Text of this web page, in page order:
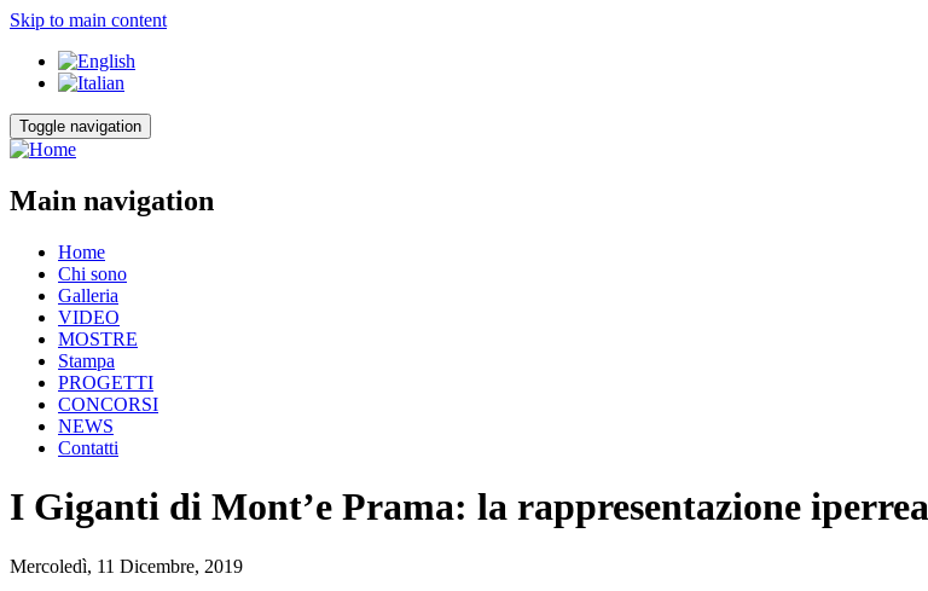
Skip to main content
Toggle navigation
Main navigation
Home
Chi sono
Galleria
VIDEO
MOSTRE
Stampa
PROGETTI
CONCORSI
NEWS
Contatti
I Giganti di Mont’e Prama: la rappresentazione
Mercoledì, 11 Dicembre, 2019